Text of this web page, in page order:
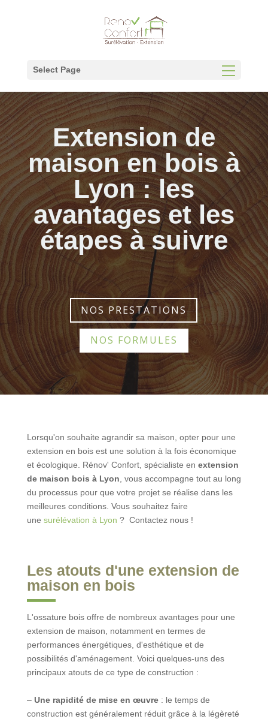
Select Page
Extension de
maison en bois à
Lyon : les
avantages et les
étapes à suivre
NOS PRESTATIONS
NOS FORMULES
Lorsqu'on souhaite agrandir sa maison, opter pour une
extension en bois est une solution à la fois économique
et écologique. Rénov' Confort, spécialiste en extension
de maison bois à Lyon , vous accompagne tout au long
du processus pour que votre projet se réalise dans les
meilleures conditions. Vous souhaitez faire
une surélévation à Lyon ? Contactez nous !
Les atouts d'une extension de
maison en bois
L'ossature bois offre de nombreux avantages pour une
extension de maison, notamment en termes de
performances énergétiques, d'esthétique et de
possibilités d'aménagement. Voici quelques-uns des
principaux atouts de ce type de construction :
– Une rapidité de mise en œuvre: le temps de
construction est généralement réduit grâce à la légèreté